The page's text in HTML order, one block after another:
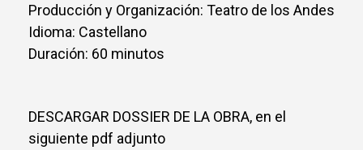
Producción y Organización: Teatro de los Andes
Idioma: Castellano
Duración: 60 minutos
DESCARGAR DOSSIER DE LA OBRA, en el
siguiente pdf adjunto